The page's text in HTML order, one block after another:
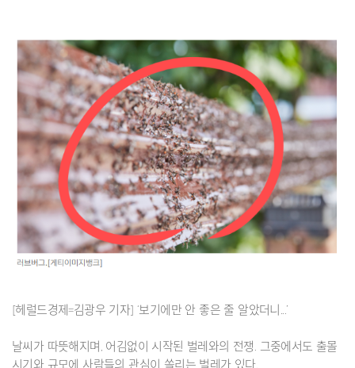
[헤럴드경제=김광우 기자] ‘보기에만 안 좋은 줄 알았더니...’
날씨가 따뜻해지며, 어김없이 시작된 벌레와의 전쟁. 그중에서도 출몰
시기와 규모에 사람들의 관심이 쏠리는 벌레가 있다.